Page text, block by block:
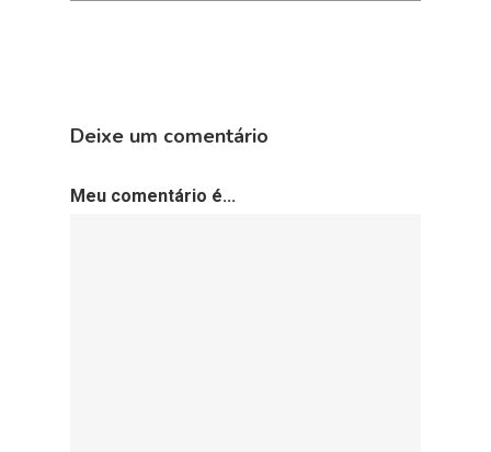
Deixe um comentário
Meu comentário é...